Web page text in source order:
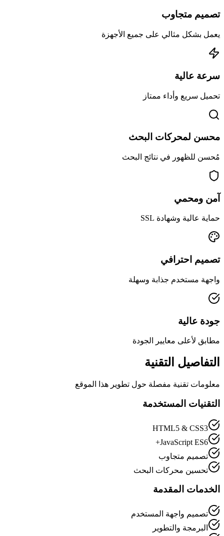
تصميم متجاوب
يعمل بشكل مثالي على جميع الأجهزة
سرعة عالية
تحميل سريع وأداء ممتاز
محسن لمحركات البحث
مُحسن للظهور في نتائج البحث
آمن ومحمي
حماية عالية وشهادة SSL
تصميم احترافي
واجهة مستخدم جذابة وسهلة
جودة عالية
مطابق لأعلى معايير الجودة
التفاصيل التقنية
معلومات تقنية مفصلة حول تطوير هذا الموقع
التقنيات المستخدمة
HTML5 & CSS3
JavaScript ES6+
تصميم متجاوب
تحسين محركات البحث
الخدمات المقدمة
تصميم واجهة المستخدم
البرمجة والتطوير